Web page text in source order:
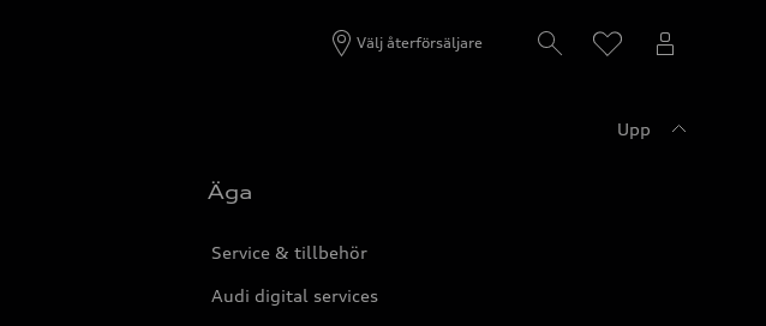
Välj återförsäljare
Upp
Äga
Service & tillbehör
Audi digital services